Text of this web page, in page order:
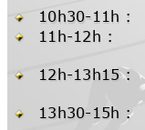
10h30-11h :
11h-12h :
12h-13h15 :
13h30-15h :